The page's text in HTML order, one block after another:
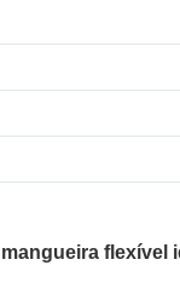
flexível